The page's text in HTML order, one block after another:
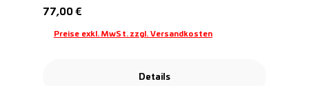
Regulärer Preis:
77,00 €
Preise exkl. MwSt. zzgl. Versandkosten
Details